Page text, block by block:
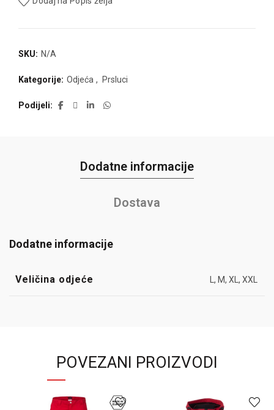
SKU: N/A
Kategorije: Odjeća , Prsluci
Podijeli
Dodatne informacije
Dostava
Dodatne informacije
Veličina odjeće L, M, XL, XXL
POVEZANI PROIZVODI